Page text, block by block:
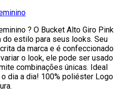
? O Bucket Alto Giro Pink
do estilo para seus looks. Seu
da marca e é confeccionado
o look, ele pode ser usado
combinações únicas. Ideal
dia a dia! 100% poliéster Logo